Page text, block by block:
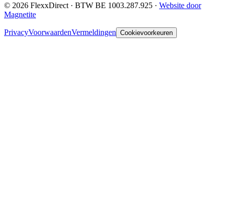
© 2026 FlexxDirect · BTW BE 1003.287.925 · Website door
Magnetite
PrivacyVoorwaardenVermeldingen Cookievoorkeuren